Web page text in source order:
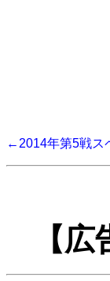
←2014年第5戦ス
【広